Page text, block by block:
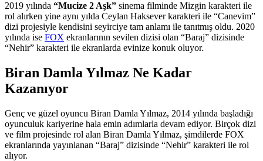
2019 yılında “Mucize 2 Aşk” sinema filminde Mizgin karakteri ile
rol alırken yine aynı yılda Ceylan Haksever karakteri ile “Canevim”
dizi projesiyle kendisini seyirciye tam anlamı ile tanıtmış oldu. 2020
yılında ise FOX ekranlarının sevilen dizisi olan “Baraj” dizisinde
“Nehir” karakteri ile ekranlarda evinize konuk oluyor.
Biran Damla Yılmaz Ne Kadar
Kazanıyor
Genç ve güzel oyuncu Biran Damla Yılmaz, 2014 yılında başladığı
oyunculuk kariyerine hala emin adımlarla devam ediyor. Birçok dizi
ve film projesinde rol alan Biran Damla Yılmaz, şimdilerde FOX
ekranlarında yayınlanan “Baraj” dizisinde “Nehir” karakteri ile rol
alıyor.